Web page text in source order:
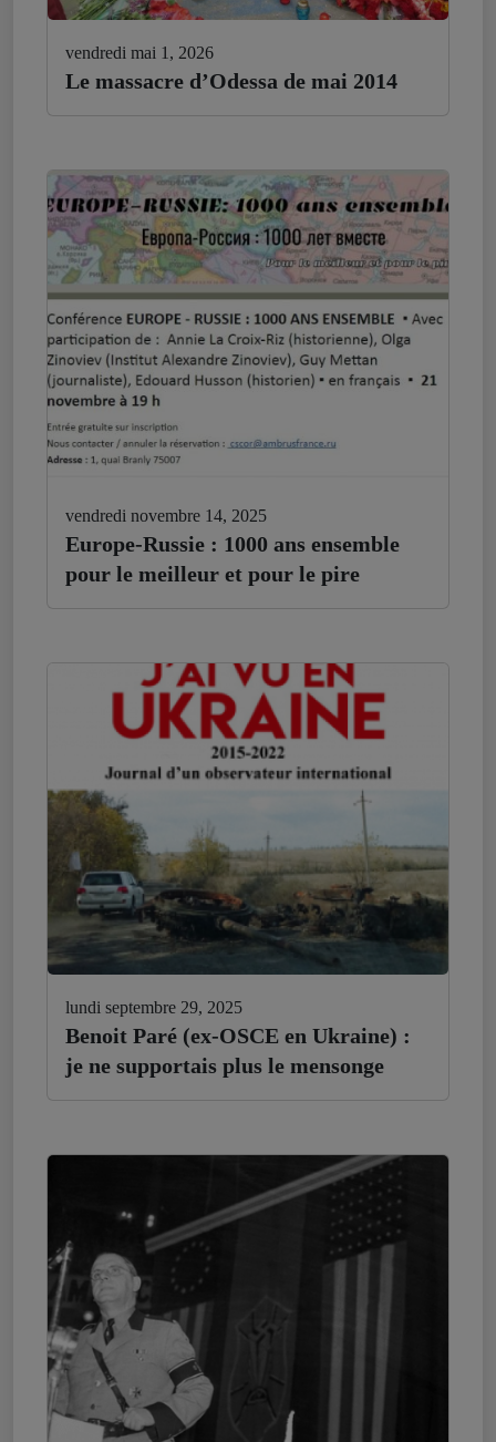
vendredi mai 1, 2026
Le massacre d’Odessa de mai 2014
vendredi novembre 14, 2025
Europe-Russie : 1000 ans ensemble
pour le meilleur et pour le pire
lundi septembre 29, 2025
Benoit Paré (ex-OSCE en Ukraine) :
je ne supportais plus le mensonge